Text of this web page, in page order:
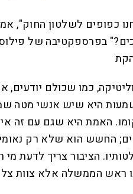
כפופים לשלטון החוק",
בפרספקטיבה של
כמו שכולם יודעים,
היא שיש אנשי מטה
האמת היא שגם עם זה אין
החשש הוא שלא רק
הציבור צריך
ראש הממשלה אלא צוות